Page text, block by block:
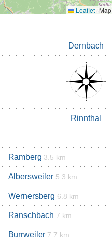
Leaflet |
Dernbach
Rinnthal
Ramberg 3.5 km
Albersweiler 5.3 km
Wernersberg 6.8 km
Ranschbach 7 km
Burrweiler 7.7 km